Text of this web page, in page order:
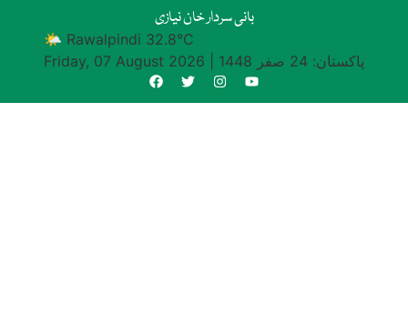
بانی سردار خان نیازی
🌤 Rawalpindi 32.8°C
Friday, 07 August 2026
پاکستان: 24 صفر 1448